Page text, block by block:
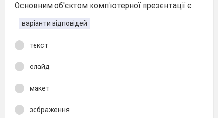
Основним об'єктом комп'ютерної презентації є:
варіанти відповідей
текст
слайд
макет
зображення